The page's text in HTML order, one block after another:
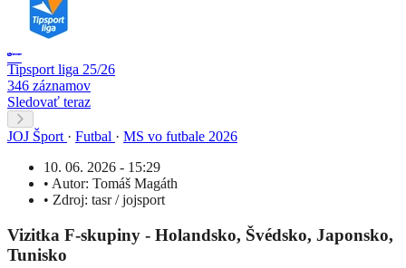
Tipsport liga 25/26
346 záznamov
Sledovať teraz
JOJ Šport · Futbal · MS vo futbale 2026
10. 06. 2026 - 15:29
• Autor: Tomáš Magáth
• Zdroj: tasr / jojsport
Vizitka F-skupiny - Holandsko, Švédsko, Japonsko,
Tunisko